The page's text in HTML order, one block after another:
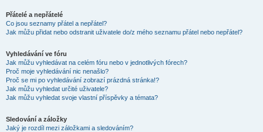
Přátelé a nepřátelé
Co jsou seznamy přátel a nepřátel?
Jak můžu přidat nebo odstranit uživatele do/z mého seznamu přátel nebo nepřátel?
Vyhledávání ve fóru
Jak můžu vyhledávat na celém fóru nebo v jednotlivých fórech?
Proč moje vyhledávání nic nenašlo?
Proč se mi po vyhledávání zobrazí prázdná stránka!?
Jak můžu vyhledat určité uživatele?
Jak můžu vyhledat svoje vlastní příspěvky a témata?
Sledování a záložky
Jaký je rozdíl mezi záložkami a sledováním?